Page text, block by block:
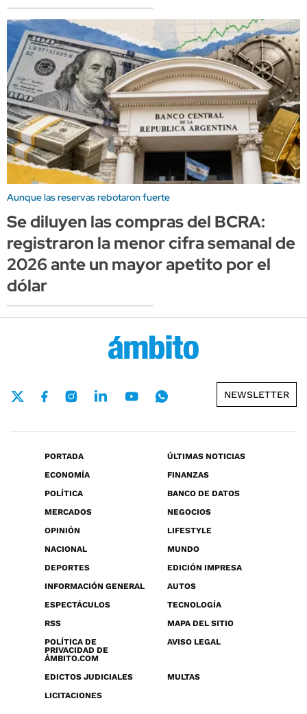
Aunque las reservas rebotaron fuerte
Se diluyen las compras del BCRA:
registraron la menor cifra semanal de
2026 ante un mayor apetito por el
dólar
NEWSLETTER
PORTADA
ÚLTIMAS NOTICIAS
ECONOMÍA
FINANZAS
POLÍTICA
BANCO DE DATOS
MERCADOS
NEGOCIOS
OPINIÓN
LIFESTYLE
NACIONAL
MUNDO
DEPORTES
EDICIÓN IMPRESA
INFORMACIÓN GENERAL
AUTOS
ESPECTÁCULOS
TECNOLOGÍA
RSS
MAPA DEL SITIO
POLÍTICA DE
PRIVACIDAD DE
ÁMBITO.COM
AVISO LEGAL
EDICTOS JUDICIALES
MULTAS
LICITACIONES